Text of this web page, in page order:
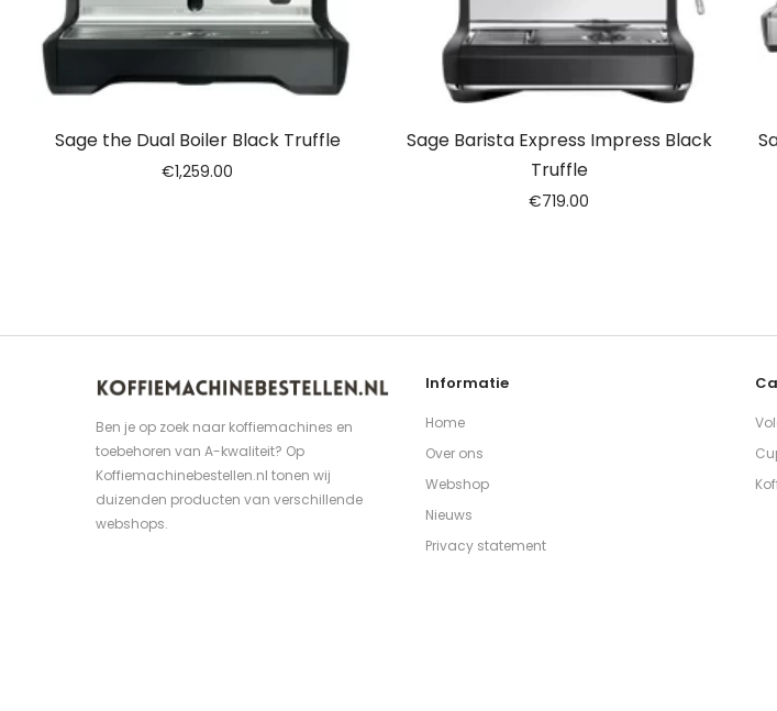
Sage the Dual Boiler Black Truffle
€1,259.00
Sage Barista Express Impress Black
Truffle
€719.00
Ben je op zoek naar koffiemachines en
toebehoren van A-kwaliteit? Op
Koffiemachinebestellen.nl tonen wij
duizenden producten van verschillende
webshops.
Informatie
Home
Over ons
Webshop
Nieuws
Privacy statement